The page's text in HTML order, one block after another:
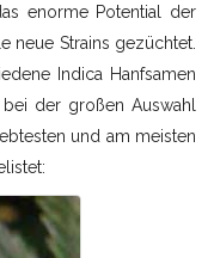
enorme Potential der
neue Strains gezüchtet.
Indica Hanfsamen
der großen Auswahl
und am meisten